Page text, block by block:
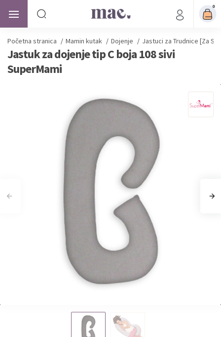
0
Početna stranica / Mamin kutak / Dojenje / Jastuci za Trudnice [Za
Jastuk za dojenje tip C boja 108 sivi
SuperMami